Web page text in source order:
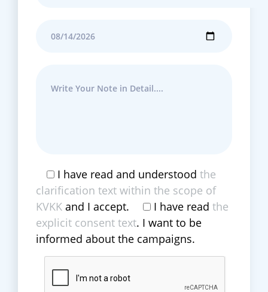
I have read and understood the
clarification text within the scope of
KVKK and I accept. I have read the
explicit consent text. I want to be
informed about the campaigns.